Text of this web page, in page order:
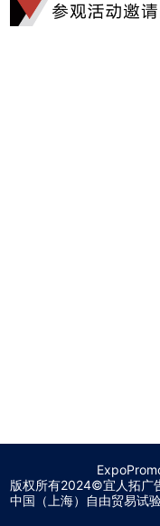
版权所有2024©宜人拓广
中国（上海）自由贸易试